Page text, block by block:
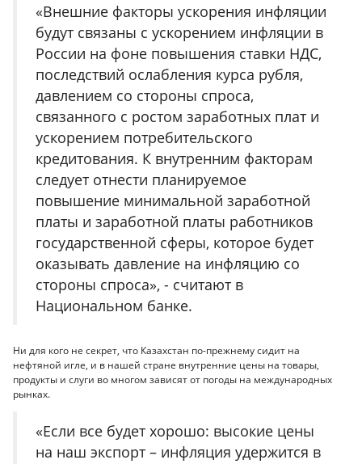
«Внешние факторы ускорения инфляции
будут связаны с ускорением инфляции в
России на фоне повышения ставки НДС,
последствий ослабления курса рубля,
давлением со стороны спроса,
связанного с ростом заработных плат и
ускорением потребительского
кредитования. К внутренним факторам
следует отнести планируемое
повышение минимальной заработной
платы и заработной платы работников
государственной сферы, которое будет
оказывать давление на инфляцию со
стороны спроса», - считают в
Национальном банке.
Ни для кого не секрет, что Казахстан по-прежнему сидит на
нефтяной игле, и в нашей стране внутренние цены на товары,
продукты и слуги во многом зависят от погоды на международных
рынках.
«Если все будет хорошо: высокие цены
на наш экспорт – инфляция удержится в